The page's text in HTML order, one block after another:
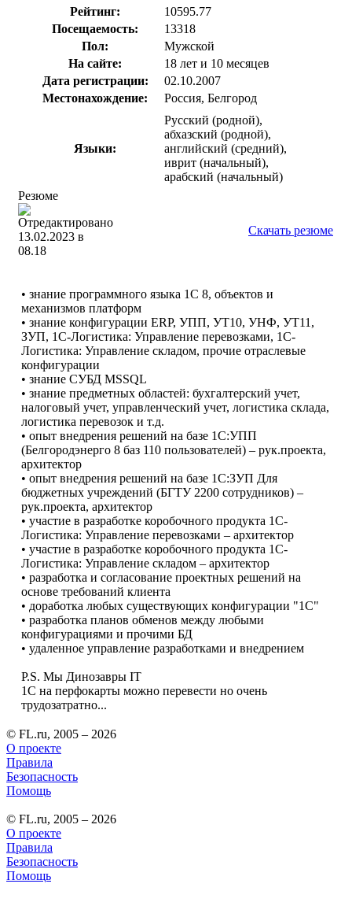
Рейтинг:
10595.77
Посещаемость:
13318
Пол:
Мужской
На сайте:
18 лет и 10 месяцев
Дата регистрации:
02.10.2007
Местонахождение:
Россия, Белгород
Языки:
Русский (родной),
абхазский (родной),
английский (средний),
иврит (начальный),
арабский (начальный)
Резюме
Скачать резюме
• знание программного языка 1С 8, объектов и
механизмов платформ
• знание конфигурации ERP, УПП, УТ10, УНФ, УТ11,
ЗУП, 1С-Логистика: Управление перевозками, 1С-
Логистика: Управление складом, прочие отраслевые
конфигурации
• знание СУБД MSSQL
• знание предметных областей: бухгалтерский учет,
налоговый учет, управленческий учет, логистика склада,
логистика перевозок и т.д.
• опыт внедрения решений на базе 1С:УПП
(Белгородэнерго 8 баз 110 пользователей) – рук.проекта,
архитектор
• опыт внедрения решений на базе 1С:ЗУП Для
бюджетных учреждений (БГТУ 2200 сотрудников) –
рук.проекта, архитектор
• участие в разработке коробочного продукта 1С-
Логистика: Управление перевозками – архитектор
• участие в разработке коробочного продукта 1С-
Логистика: Управление складом – архитектор
• разработка и согласование проектных решений на
основе требований клиента
• доработка любых существующих конфигурации "1С"
• разработка планов обменов между любыми
конфигурациями и прочими БД
• удаленное управление разработками и внедрением
P.S. Мы Динозавры IT
1С на перфокарты можно перевести но очень
трудозатратно...
© FL.ru, 2005 – 2026
О проекте
Правила
Безопасность
Помощь
© FL.ru, 2005 – 2026
О проекте
Правила
Безопасность
Помощь